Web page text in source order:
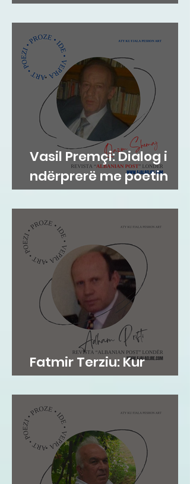
mik, një misionar
Vasil Premçi: Dialog i
ndërprerë me poetin
Qazim Shemaj
Fatmir Terziu: Kur
mirësia është në gen